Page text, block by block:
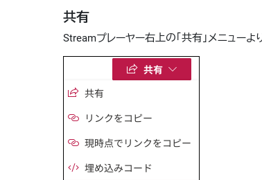
共有
Streamプレーヤー右上の「共有」メニュー